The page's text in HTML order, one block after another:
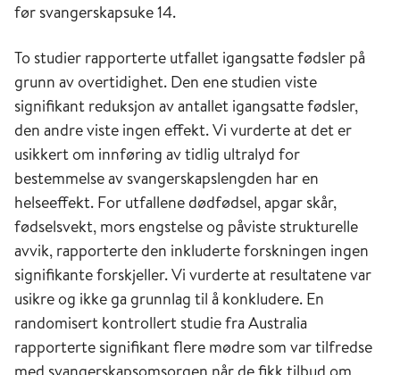
før svangerskapsuke 14.
To studier rapporterte utfallet igangsatte fødsler på
grunn av overtidighet. Den ene studien viste
signifikant reduksjon av antallet igangsatte fødsler,
den andre viste ingen effekt. Vi vurderte at det er
usikkert om innføring av tidlig ultralyd for
bestemmelse av svangerskapslengden har en
helseeffekt. For utfallene dødfødsel, apgar skår,
fødselsvekt, mors engstelse og påviste strukturelle
avvik, rapporterte den inkluderte forskningen ingen
signifikante forskjeller. Vi vurderte at resultatene var
usikre og ikke ga grunnlag til å konkludere. En
randomisert kontrollert studie fra Australia
rapporterte signifikant flere mødre som var tilfredse